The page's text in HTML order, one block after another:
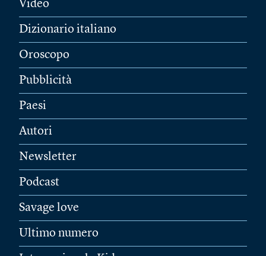
Video
Dizionario italiano
Oroscopo
Pubblicità
Paesi
Autori
Newsletter
Podcast
Savage love
Ultimo numero